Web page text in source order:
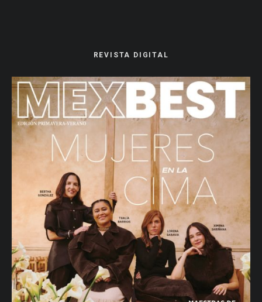
REVISTA DIGITAL